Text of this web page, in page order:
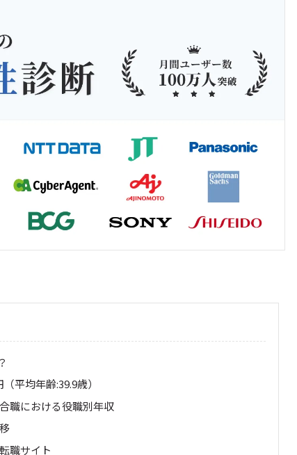
平均年齢:39.9歳）
職における役職別年収
職サイト